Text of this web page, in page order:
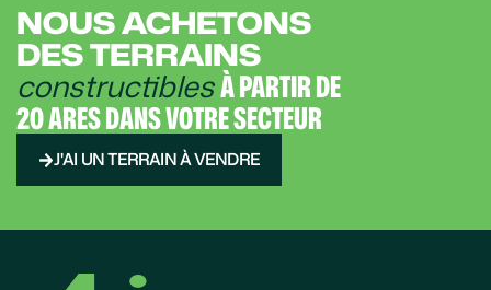
NOUS ACHETONS
DES TERRAINS
constructiblesÀ PARTIR DE
20 ARES DANS VOTRE SECTEUR
J'AI UN TERRAIN À VENDRE